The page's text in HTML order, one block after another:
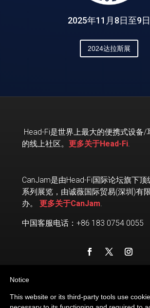
2025年11月8日至9日
2024达拉斯展
Head-Fi是世界上最大的便携式设备/
的线上社区。 更多关于Head-Fi.
CanJam是由Head-Fi国际论坛旗下
系列展览，由诚薇国际贸易(深圳)有
办。 更多关于CanJam
中国客服电话：+86 183 0754 0055
Notice
This website or its third-party tools use